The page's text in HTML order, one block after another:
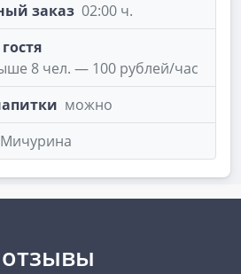
заказ 02:00 ч.
8 чел. — 100 рублей/час
можно
Мичурина